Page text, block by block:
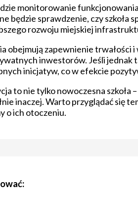
monitorowanie
będzie sprawdzenie, czy szkoła
rozwoju miejskiej
obejmują zapewnienie trwałości
inwestorów. Jeśli jednak
inicjatyw, co w efekcie
to nie tylko nowoczesna szkoła
inaczej. Warto przyglądać się
o ich otoczeniu.